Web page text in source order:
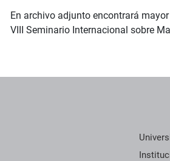
En archivo adjunto encontrará
VIII Seminario Internacional sobre